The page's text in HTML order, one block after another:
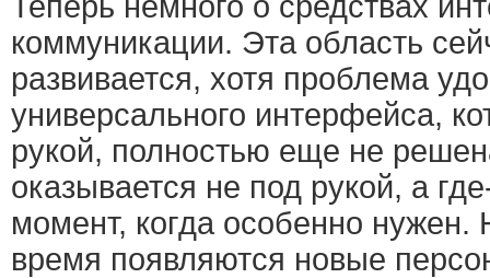
коммуникации. Эта область
развивается, хотя проблема
универсального интерфейса,
рукой, полностью еще не
оказывается не под рукой, а
момент, когда особенно нужен.
время появляются новые